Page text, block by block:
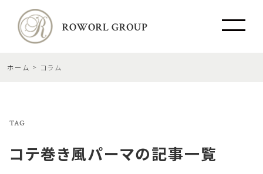
ホーム コラム
TAG
コテ巻き風パーマの記事一覧